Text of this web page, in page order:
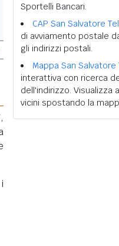
Sportelli Bancari.
CAP San Salvatore
di avviamento postale
gli indirizzi postali.
Mappa San Salvatore
interattiva con ricerca
dell'indirizzo. Visualizza
vicini spostando la